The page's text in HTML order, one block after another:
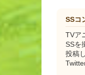
SSコ
TVア
SSを
投稿